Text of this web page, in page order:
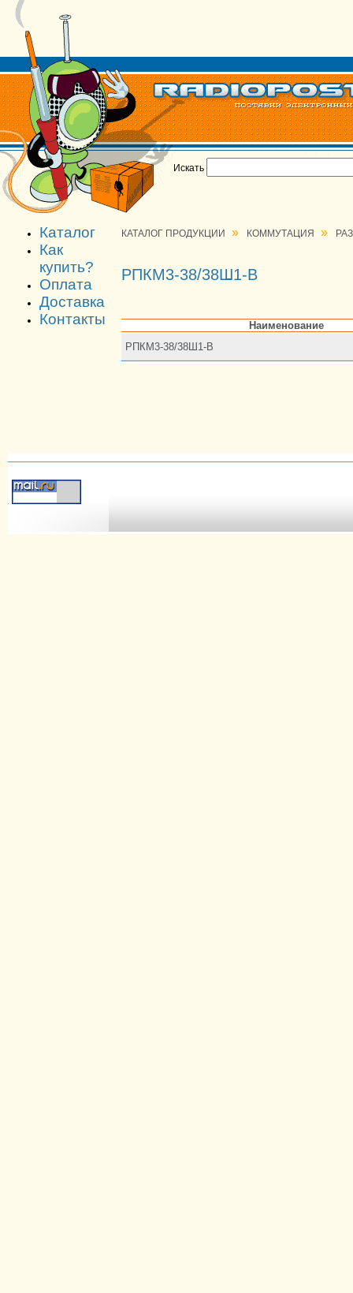
Искать
Каталог
Как
купить?
Оплата
Доставка
Контакты
КАТАЛОГ ПРОДУКЦИИ » КОММУТАЦИЯ »
РПКМ3-38/38Ш1-В
Наименование
РПКМ3-38/38Ш1-В